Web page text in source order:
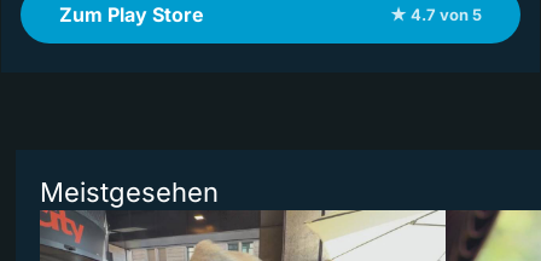
Zum Play Store ★ 4.7 von 5
Meistgesehen